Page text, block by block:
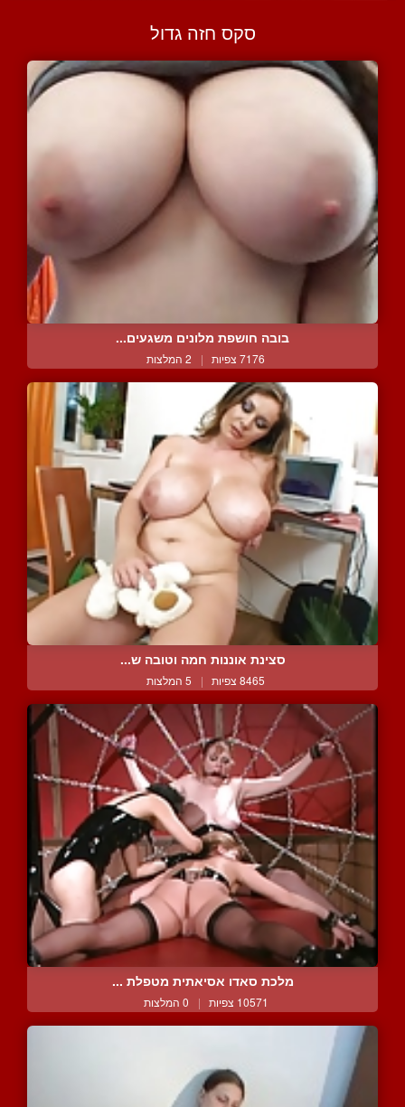
סקס חזה גדול
בובה חושפת מלונים משגעים...
7176 צפיות | 2 המלצות
סצינת אוננות חמה וטובה ש...
8465 צפיות | 5 המלצות
מלכת סאדו אסיאתית מטפלת ...
10571 צפיות | 0 המלצות